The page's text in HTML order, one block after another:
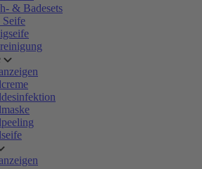
& Badesets
Seife